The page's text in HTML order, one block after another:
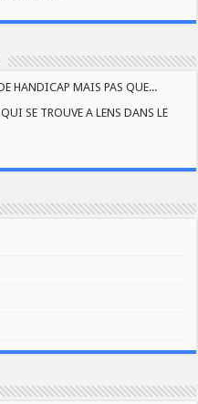
HANDICAP MAIS PAS QUE...
SE TROUVE A LENS DANS LE